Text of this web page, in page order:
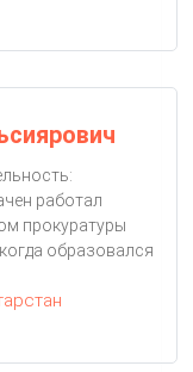
работал
прокуратуры
образовался